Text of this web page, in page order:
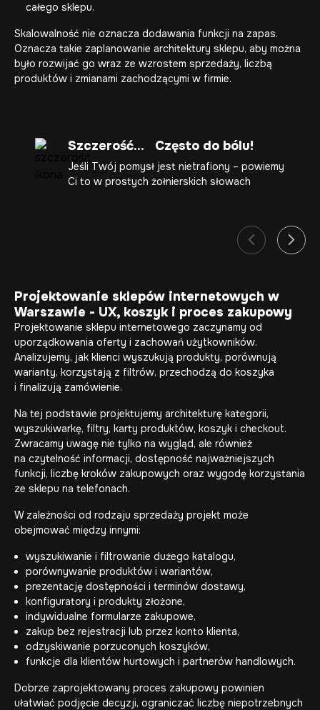
całego sklepu.
Skalowalność nie oznacza dodawania funkcji na zapas.
Oznacza takie zaplanowanie architektury sklepu, aby można
było rozwijać go wraz ze wzrostem sprzedaży, liczbą
produktów i zmianami zachodzącymi w firmie.
Szczerość... Często do bólu!
Jeśli Twój pomysł jest nietrafiony – powiemy
Ci to w prostych żołnierskich słowach
Projektowanie sklepów internetowych w
Warszawie - UX, koszyk i proces zakupowy
Projektowanie sklepu internetowego zaczynamy od
uporządkowania oferty i zachowań użytkowników.
Analizujemy, jak klienci wyszukują produkty, porównują
warianty, korzystają z filtrów, przechodzą do koszyka
i finalizują zamówienie.
Na tej podstawie projektujemy architekturę kategorii,
wyszukiwarkę, filtry, karty produktów, koszyk i checkout.
Zwracamy uwagę nie tylko na wygląd, ale również
na czytelność informacji, dostępność najważniejszych
funkcji, liczbę kroków zakupowych oraz wygodę korzystania
ze sklepu na telefonach.
W zależności od rodzaju sprzedaży projekt może
obejmować między innymi:
wyszukiwanie i filtrowanie dużego katalogu,
porównywanie produktów i wariantów,
prezentację dostępności i terminów dostawy,
konfiguratory i produkty złożone,
indywidualne formularze zakupowe,
zakup bez rejestracji lub przez konto klienta,
odzyskiwanie porzuconych koszyków,
funkcje dla klientów hurtowych i partnerów handlowych.
Dobrze zaprojektowany proces zakupowy powinien
ułatwiać podjęcie decyzji, ograniczać liczbę niepotrzebnych